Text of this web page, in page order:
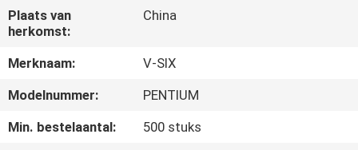
ONS
FABRIEKSTOCHT
KWALITEITSCONTROLE
Plaats van
herkomst:
China
Merknaam:
V-SIX
Modelnummer:
PENTIUM
Min. bestelaantal:
500 stuks